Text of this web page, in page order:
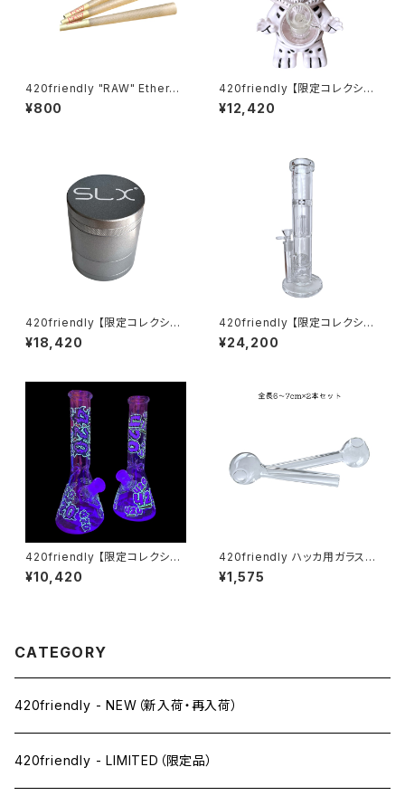
420friendly "RAW" Etherea
l Cones - コーン (KING siz
e)
¥800
420friendly 【限定コレクショ
ン】Skull Cat Bong / スカルキ
ャットボング（約22cm）
¥12,420
420friendly 【限定コレクショ
ン】SLX未発売！日本初上陸！ Fl
ower Mill “VHSA Limited E
¥18,420
420friendly 【限定コレクショ
ン】EG Glass - Double Perc
Straight Glass Bong / ガラス
¥24,200
420friendly 【限定コレクショ
ン】Glow in Dark 420 Beake
r Bong -ガラスボング（25cm）
¥10,420
420friendly ハッカ用ガラスパ
イプ ミニサイズ 6〜7cm(2本セ
ット)
¥1,575
CATEGORY
420friendly - NEW（新入荷・再入荷）
420friendly - LIMITED（限定品）